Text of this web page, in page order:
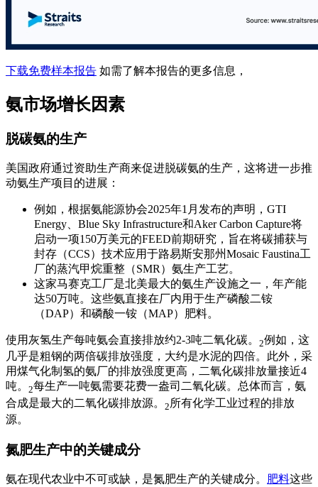
下载免费样本报告 如需了解本报告的更多信息，
氨市场增长因素
脱碳氨的生产
美国政府通过资助生产商来促进脱碳氨的生产，这将进一步推
动氨生产项目的进展：
例如，根据氨能源协会2025年1月发布的声明，GTI
Energy、Blue Sky Infrastructure和Aker Carbon Capture将
启动一项150万美元的FEED前期研究，旨在将碳捕获与
封存（CCS）技术应用于路易斯安那州Mosaic Faustina工
厂的蒸汽甲烷重整（SMR）氨生产工艺。
这家马赛克工厂是北美最大的氨生产设施之一，年产能
达50万吨。这些氨直接在厂内用于生产磷酸二铵
（DAP）和磷酸一铵（MAP）肥料。
使用灰氢生产每吨氨会直接排放约2-3吨二氧化碳。 2例如，这
几乎是粗钢的两倍碳排放强度，大约是水泥的四倍。此外，采
用煤气化制氢的氨厂的排放强度更高，二氧化碳排放量接近4
吨。 2每生产一吨氨需要花费一盎司二氧化碳。总体而言，氨
合成是最大的二氧化碳排放源。 2 所有化学工业过程的排放
源。
氮肥生产中的关键成分
氨在现代农业中不可或缺，是氮肥生产的关键成分。 肥料这些